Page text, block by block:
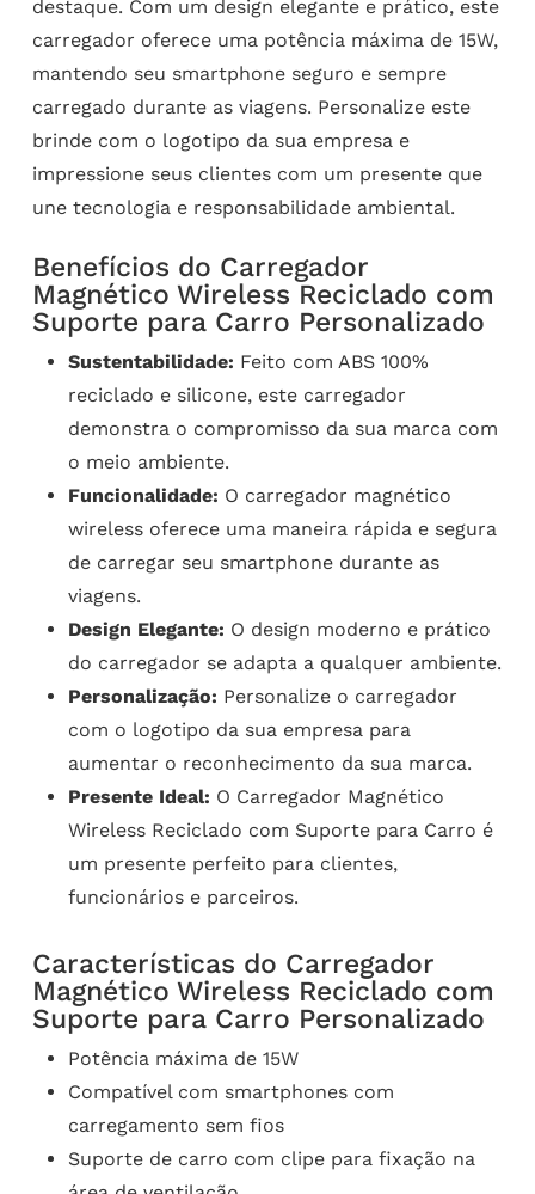
destaque. Com um design elegante e prático, este
carregador oferece uma potência máxima de 15W,
mantendo seu smartphone seguro e sempre
carregado durante as viagens. Personalize este
brinde com o logotipo da sua empresa e
impressione seus clientes com um presente que
une tecnologia e responsabilidade ambiental.
Benefícios do Carregador
Magnético Wireless Reciclado com
Suporte para Carro Personalizado
Sustentabilidade: Feito com ABS 100%
reciclado e silicone, este carregador
demonstra o compromisso da sua marca com
o meio ambiente.
Funcionalidade: O carregador magnético
wireless oferece uma maneira rápida e segura
de carregar seu smartphone durante as
viagens.
Design Elegante: O design moderno e prático
do carregador se adapta a qualquer ambiente.
Personalização: Personalize o carregador
com o logotipo da sua empresa para
aumentar o reconhecimento da sua marca.
Presente Ideal: O Carregador Magnético
Wireless Reciclado com Suporte para Carro é
um presente perfeito para clientes,
funcionários e parceiros.
Características do Carregador
Magnético Wireless Reciclado com
Suporte para Carro Personalizado
Potência máxima de 15W
Compatível com smartphones com
carregamento sem fios
Suporte de carro com clipe para fixação na